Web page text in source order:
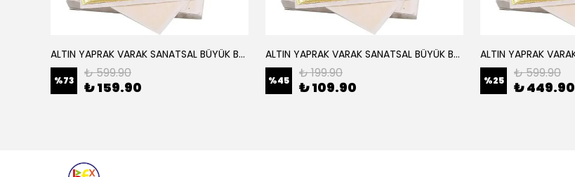
ALTIN YAPRAK VARAK SANATSAL BÜYÜK BOY FOLYO EPOKSİ REÇİNE NAİL ART 16 ADET 14X14 CM ALTIN RENK
%73 ₺ 599.90
₺ 159.90
ALTIN YAPRAK VARAK SANATSAL BÜYÜK BOY FOLYO EPOKSİ REÇİNE NAİL ART 8 ADET ALTIN RENK 14X14 CM
%45 ₺ 199.90
₺ 109.90 %25 ₺ 599.90
₺ 449.90